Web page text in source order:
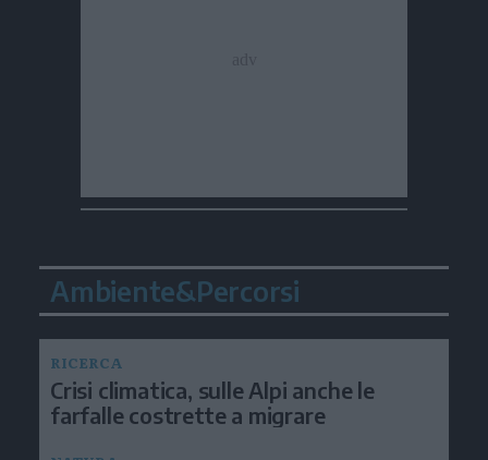
Ambiente&Percorsi
RICERCA
Crisi climatica, sulle Alpi anche le
farfalle costrette a migrare